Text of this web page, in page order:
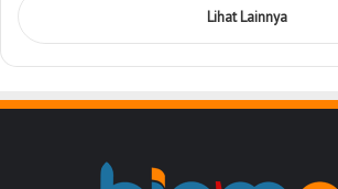
Lihat Lainnya